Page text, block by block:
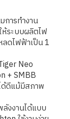
การทำงาน
ห้ระบบผลิตไฟ
ลดไฟฟ้าเป็น 1
Neo
+ SMBB
ดีแม้มีสภาพ
งงานได้แบบ